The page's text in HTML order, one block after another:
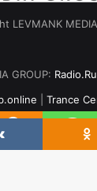
LEVMANK
GROUP:
Trance
vk.com